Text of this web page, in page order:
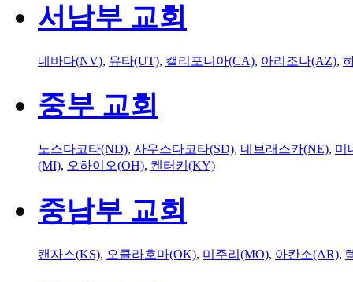
서남부 교회
네바다(NV), 유타(UT), 캘리포니아(CA), 아리조나(AZ),
중부 교회
노스다코타(ND), 사우스다코타(SD), 네브래스카(NE), 미
(MI), 오하이오(OH), 켄터키(KY)
중남부 교회
캔자스(KS), 오클라호마(OK), 미주리(MO), 아칸소(AR),